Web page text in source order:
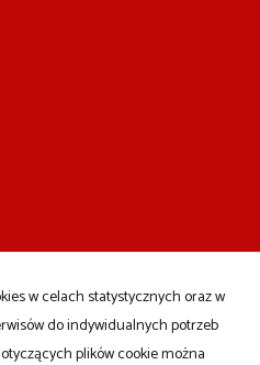
w celach statystycznych oraz w
do indywidualnych potrzeb
plików cookie można